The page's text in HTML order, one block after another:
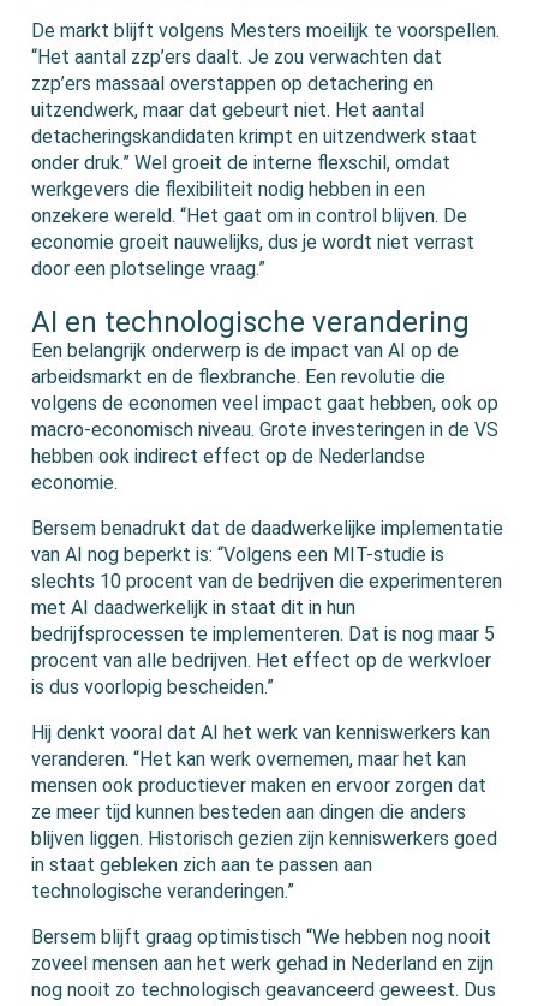
De markt blijft volgens Mesters moeilijk te voorspellen.
“Het aantal zzp’ers daalt. Je zou verwachten dat
zzp’ers massaal overstappen op detachering en
uitzendwerk, maar dat gebeurt niet. Het aantal
detacheringskandidaten krimpt en uitzendwerk staat
onder druk.” Wel groeit de interne flexschil, omdat
werkgevers die flexibiliteit nodig hebben in een
onzekere wereld. “Het gaat om in control blijven. De
economie groeit nauwelijks, dus je wordt niet verrast
door een plotselinge vraag.”
AI en technologische verandering
Een belangrijk onderwerp is de impact van AI op de
arbeidsmarkt en de flexbranche. Een revolutie die
volgens de economen veel impact gaat hebben, ook op
macro-economisch niveau. Grote investeringen in de VS
hebben ook indirect effect op de Nederlandse
economie.
Bersem benadrukt dat de daadwerkelijke implementatie
van AI nog beperkt is: “Volgens een MIT-studie is
slechts 10 procent van de bedrijven die experimenteren
met AI daadwerkelijk in staat dit in hun
bedrijfsprocessen te implementeren. Dat is nog maar 5
procent van alle bedrijven. Het effect op de werkvloer
is dus voorlopig bescheiden.”
Hij denkt vooral dat AI het werk van kenniswerkers kan
veranderen. “Het kan werk overnemen, maar het kan
mensen ook productiever maken en ervoor zorgen dat
ze meer tijd kunnen besteden aan dingen die anders
blijven liggen. Historisch gezien zijn kenniswerkers goed
in staat gebleken zich aan te passen aan
technologische veranderingen.”
Bersem blijft graag optimistisch “We hebben nog nooit
zoveel mensen aan het werk gehad in Nederland en zijn
nog nooit zo technologisch geavanceerd geweest. Dus